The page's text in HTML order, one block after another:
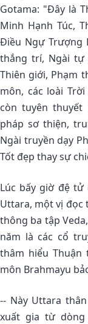
Gotama: "Ðây là
Minh Hạnh Túc,
Ðiều Ngự Trượng
thắng trí, Ngài tự
Thiên giới, Phạm
môn, các loài
còn tuyên
pháp sơ thiện,
Ngài truyền dạy
Tốt đẹp thay sự
Lúc bấy giờ đệ tử
Uttara, một vị đọc
thông ba tập
năm là các cổ
thâm hiểu Thuận
môn Brahmayu
-- Này Uttara
xuất gia từ dòng